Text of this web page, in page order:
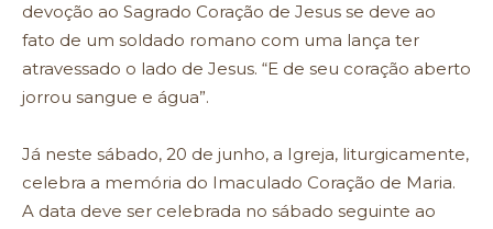
devoção ao Sagrado Coração de Jesus se deve ao
fato de um soldado romano com uma lança ter
atravessado o lado de Jesus. “E de seu coração aberto
jorrou sangue e água”.
Já neste sábado, 20 de junho, a Igreja, liturgicamente,
celebra a memória do Imaculado Coração de Maria.
A data deve ser celebrada no sábado seguinte ao